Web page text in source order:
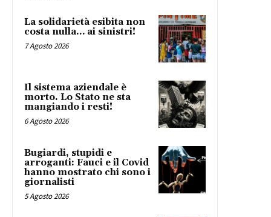
La solidarietà esibita non
costa nulla… ai sinistri!
7 Agosto 2026
Il sistema aziendale è
morto. Lo Stato ne sta
mangiando i resti!
6 Agosto 2026
Bugiardi, stupidi e
arroganti: Fauci e il Covid
hanno mostrato chi sono i
giornalisti
5 Agosto 2026